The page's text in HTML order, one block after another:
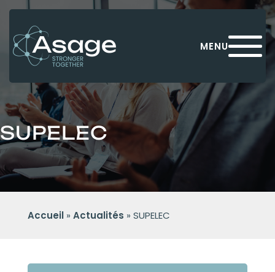
MENU
SUPELEC
Accueil» Actualités » SUPELEC